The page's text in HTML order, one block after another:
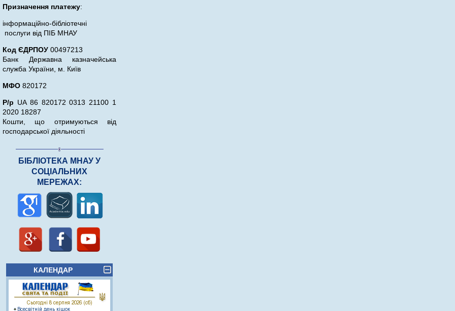
Призначення платежу:
інформаційно-бібліотечні
послуги від ПІБ МНАУ
Код ЄДРПОУ 00497213
Банк Державна казначейська
служба України, м. Київ
МФО 820172
Р/р UA 86 820172 0313 21100 1
2020 18287
Кошти, що отримуються від
господарської діяльності
БІБЛІОТЕКА МНАУ У
СОЦІАЛЬНИХ
МЕРЕЖАХ:
КАЛЕНДАР